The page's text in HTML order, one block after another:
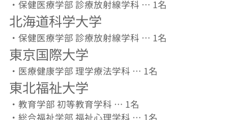
・保健医療学部 診療放射線学科 … 1名
北海道科学大学
・保健医療学部 診療放射線学科 … 1名
東京国際大学
・医療健康学部 理学療法学科 … 1名
東北福祉大学
・教育学部 初等教育学科 … 1名
・総合福祉学部 福祉心理学科 … 1名